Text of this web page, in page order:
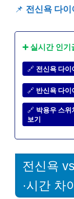
📌 전신욕 다이
➕ 실시간 인기
🔗 전신욕 다이
🔗 반신욕 다이
🔗 박용우 스위
보기
전신욕
·시간 차